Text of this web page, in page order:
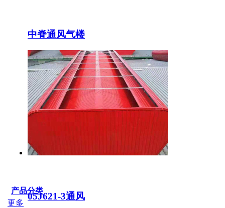
中脊通风气楼
05J621-3通风
产品分类
更多